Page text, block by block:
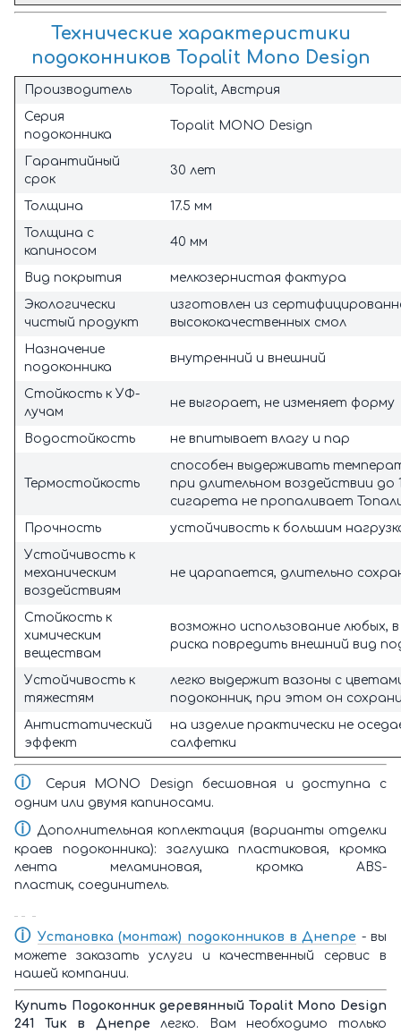
Технические характеристики
подоконников Topalit Mono Design
Производитель
Topalit, Австрия
Серия
подоконника
Topalit MONO Design
Гарантийный
срок
30 лет
Толщина
17.5 мм
Толщина с
капиносом
40 мм
Вид покрытия
мелкозернистая фактура
Экологически
чистый продукт
изготовлен из
высококачественных смол
Назначение
подоконника
внутренний и внешний
Стойкость к УФ-
лучам
не выгорает, не изменяет форму
Водостойкость не впитывает влагу и пар
Термостойкость
способен выдерживать
при длительном воздействии до
сигарета не пропаливает
Прочность
устойчивость к большим
Устойчивость к
механическим
воздействиям
не царапается, длительно
Стойкость к
химическим
веществам
возможно использование любых,
риска повредить внешний вид
Устойчивость к
тяжестям
легко выдержит вазоны с
подоконник, при этом он
Антистатический
эффект
на изделие практически не
салфетки
ⓘ
Серия MONO Design бесшовная и доступна с
одним или двумя капиносами.
ⓘ Дополнительная коплектация (варианты отделки
краев подоконника): заглушка пластиковая, кромка
лента меламиновая, кромка ABS-
пластик, соединитель.
ⓘ Установка (монтаж) подоконников в Днепре - вы
можете заказать услуги и качественный сервис в
нашей компании.
Купить Подоконник деревянный Topalit Mono Design
241 Тик в Днепре легко. Вам необходимо только